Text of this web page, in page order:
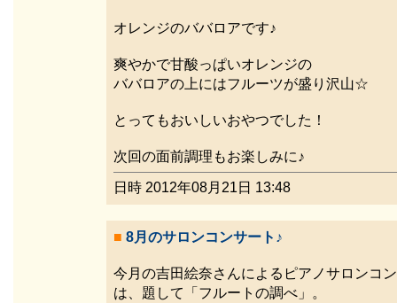
オレンジのババロアです♪
爽やかで甘酸っぱいオレンジの
ババロアの上にはフルーツが盛り沢山☆
とってもおいしいおやつでした！
次回の面前調理もお楽しみに♪
日時 2012年08月21日 13:48
■ 8月のサロンコンサート♪
今月の吉田絵奈さんによるピアノサロンコ
は、題して「フルートの調べ」。